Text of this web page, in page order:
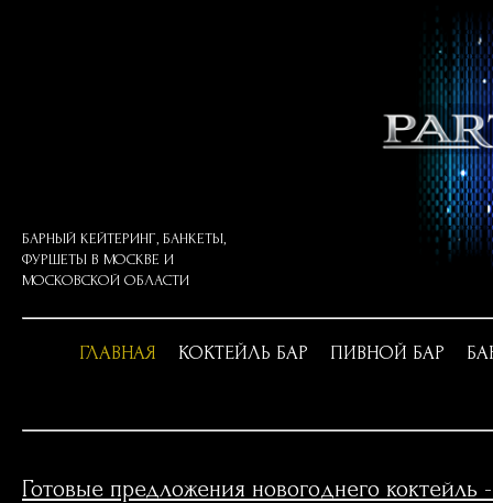
БАРНЫЙ КЕЙТЕРИНГ, БАНКЕТЫ,
ФУРШЕТЫ В МОСКВЕ И
МОСКОВСКОЙ ОБЛАСТИ
ГЛАВНАЯ КОКТЕЙЛЬ БАР ПИВНОЙ БАР
Готовые предложения новогоднего